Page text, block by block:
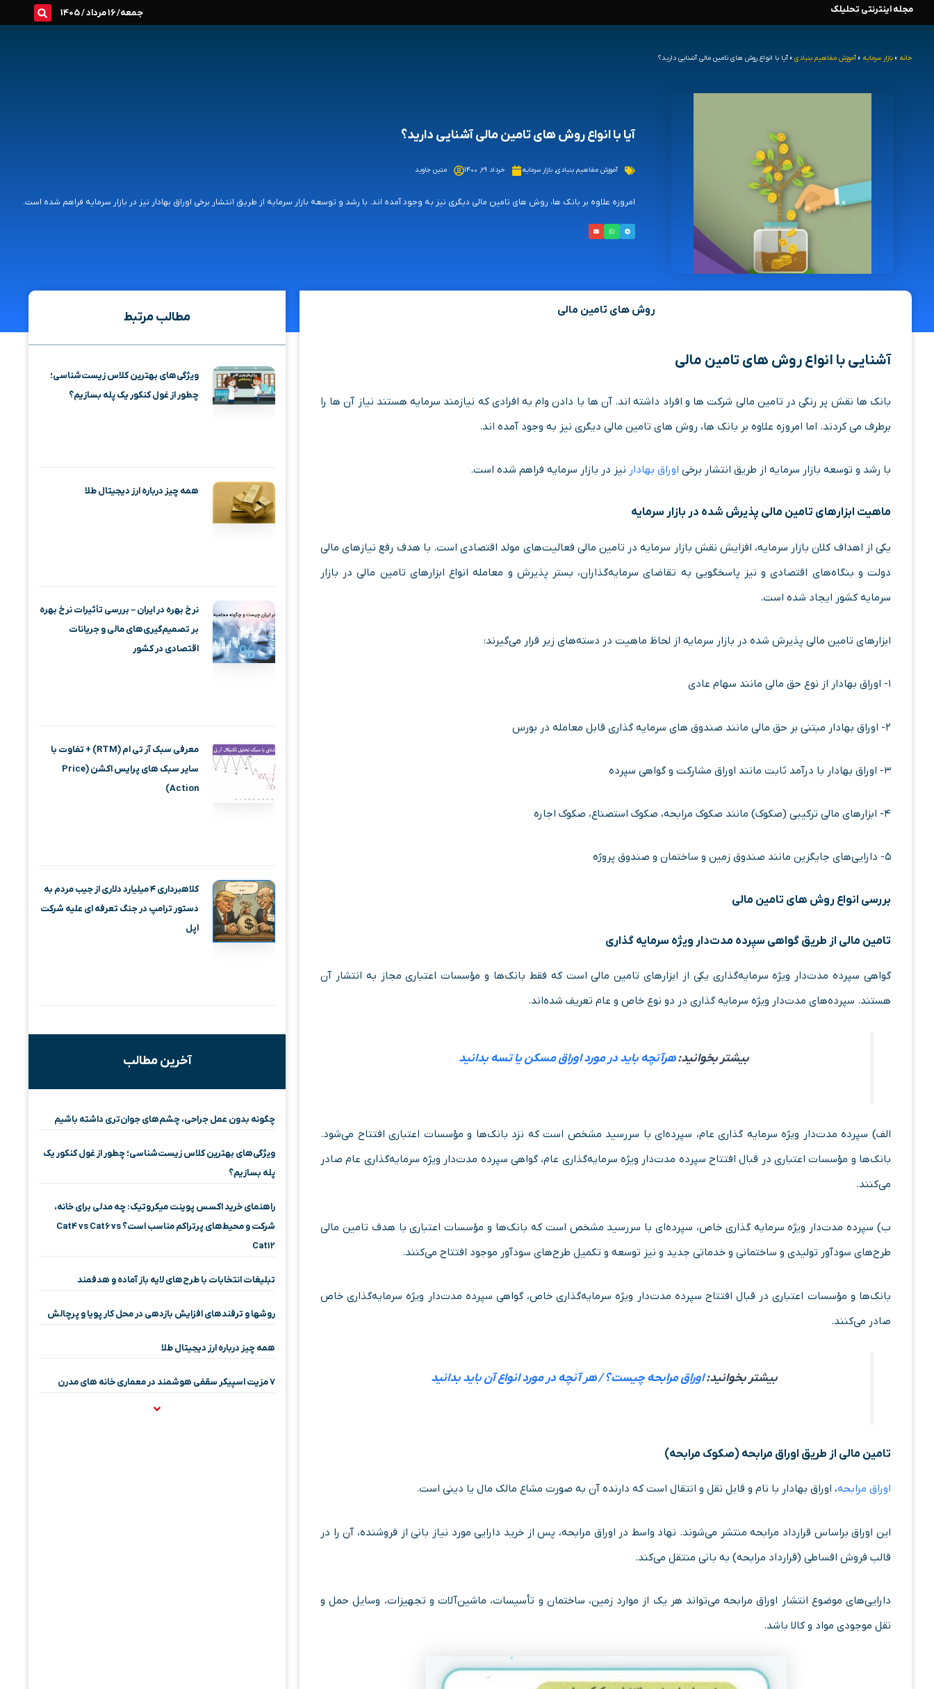
محتوا
مجله اینترنتی تحلیلک جمعه/ 16 مرداد / 1405
خانه » بازار سرمایه » آموزش مفاهیم بنیادی » آیا با انواع روش های تامین مالی آشنایی دارید؟
آیا با انواع روش های تامین مالی آشنایی دارید؟
آموزش مفاهیم بنیادی, بازار سرمایه خرداد ۲۹, ۱۴۰۰ متین جاوید
امروزه علاوه بر بانک ها، روش های تامین مالی دیگری نیز به وجود آمده اند. با رشد و توسعه بازار سرمایه از طریق انتشار برخی اوراق بهادار نیز در بازار سرمایه فراهم شده است.
روش های تامین مالی
آشنایی با انواع روش‌ های تامین مالی
بانک ها نقش پر رنگی در تامین مالی شرکت ها و افراد داشته اند. آن ها با دادن وام به افرادی که نیازمند سرمایه هستند نیاز آن ها را
برطرف می کردند. اما امروزه علاوه بر بانک ها، روش های تامین مالی دیگری نیز به وجود آمده اند.
با رشد و توسعه بازار سرمایه از طریق انتشار برخی اوراق بهادار نیز در بازار سرمایه فراهم شده است.
ماهیت ابزارهای تامین مالی پذیرش‌ شده در بازار سرمایه
یکی از اهداف کلان بازار سرمایه، افزایش نقش بازار سرمایه در تامین مالی فعالیت‌های مولد اقتصادی است. با هدف رفع نیازهای مالی
دولت و بنگاه‌های اقتصادی و نیز پاسخگویی به تقاضای سرمایه‌گذاران، بستر پذیرش و معامله انواع ابزارهای تامین مالی در بازار
سرمایه کشور ایجاد شده است.
ابزارهای تامین مالی پذیرش‌ شده در بازار سرمایه از لحاظ ماهیت در دسته‌های زیر قرار می‌گیرند:
۱- اوراق بهادار از نوع حق مالی مانند سهام عادی
۲- اوراق بهادار مبتنی بر حق مالی مانند صندوق های سرمایه گذاری قابل معامله در بورس
۳- اوراق بهادار با درآمد ثابت مانند اوراق مشارکت و گواهی سپرده
۴- ابزارهای مالی ترکیبی (صکوک) مانند صکوک مرابحه، صکوک استصناع، صکوک اجاره
۵- دارایی‌های جایگزین مانند صندوق زمین و ساختمان و صندوق پروژه
بررسی انواع روش‌ های تامین مالی
تامین مالی از طریق گواهی سپرده مدت‌دار ویژه سرمایه گذاری
گواهی سپرده مدت‌دار ویژه سرمایه‌گذاری یکی از ابزارهای تامین مالی است که فقط بانک‌ها و مؤسسات اعتباری مجاز به انتشار آن
هستند. سپرده‌های مدت‌دار ویژه سرمایه گذاری در دو نوع خاص و عام تعریف شده‌اند.
بیشتر بخوانید:هرآنچه باید در مورد اوراق مسکن یا تسه بدانید
الف) سپرده مدت‌دار ویژه سرمایه گذاری عام، سپرده‌ای با سررسید مشخص است که نزد بانک‌ها و مؤسسات اعتباری افتتاح می‌شود.
بانک‌ها و مؤسسات اعتباری در قبال افتتاح سپرده مدت‌دار ویژه سرمایه‌گذاری عام، گواهی سپرده مدت‌دار ویژه سرمایه‌گذاری عام صادر
می‌کنند.
ب) سپرده مدت‌دار ویژه سرمایه گذاری خاص، سپرده‌ای با سررسید مشخص است که بانک‌ها و مؤسسات اعتباری با هدف تامین مالی
طرح‌های سودآور تولیدی و ساختمانی و خدماتی جدید و نیز توسعه و تکمیل طرح‌های سودآور موجود افتتاح می‌کنند.
بانک‌ها و مؤسسات اعتباری در قبال افتتاح سپرده مدت‌دار ویژه سرمایه‌گذاری خاص، گواهی سپرده مدت‌دار ویژه سرمایه‌گذاری خاص
صادر می‌کنند.
بیشتر بخوانید:اوراق مرابحه چیست؟ / هر آنچه در مورد انواع آن باید بدانید
تامین مالی از طریق اوراق مرابحه (صکوک مرابحه)
اوراق مرابحه، اوراق بهادار با نام و قابل نقل‌ و‌ انتقال است که دارنده آن به صورت مشاع مالک مال یا دینی است.
این اوراق براساس قرارداد مرابحه منتشر می‌شوند. نهاد واسط در اوراق مرابحه، پس از خرید دارایی مورد نیاز بانی از فروشنده، آن را در
قالب فروش اقساطی (قرارداد مرابحه) به بانی منتقل می‌کند.
دارایی‌های موضوع انتشار اوراق مرابحه می‌تواند هر یک از موارد زمین، ساختمان و تأسیسات، ماشین‌آلات و تجهیزات، وسایل حمل‌ و
نقل موجودی مواد و کالا باشد.
مطالب مرتبط
ویژگی‌های بهترین کلاس زیست‌شناسی؛
چطور از غول کنکور یک پله بسازیم؟
همه چیز درباره ارز دیجیتال طلا
نرخ بهره در ایران – بررسی تأثیرات نرخ بهره
بر تصمیم‌گیری‌های مالی و جریانات
اقتصادی در کشور
معرفی سبک آر تی ام (RTM) + تفاوت با
سایر سبک های پرایس اکشن (Price
Action)
کلاهبرداری ۴ میلیارد دلاری از جیب مردم به
دستور ترامپ در جنگ تعرفه ای علیه شرکت
اپل
آخرین مطالب
چگونه بدون عمل جراحی، چشم‌های جوان‌تری داشته باشیم
ویژگی‌های بهترین کلاس زیست‌شناسی؛ چطور از غول کنکور یک
پله بسازیم؟
راهنمای خرید اکسس پوینت میکروتیک: چه مدلی برای خانه،
شرکت و محیط‌های پرتراکم مناسب است؟ Cat4 vs Cat6 vs
Cat12
تبلیغات انتخابات با طرح‌های لایه باز آماده و هدفمند
روشها و ترفندهای افزایش بازدهی در محل کار پویا و پرچالش
همه چیز درباره ارز دیجیتال طلا
۷ مزیت اسپیکر سقفی هوشمند در معماری خانه‌ های مدرن